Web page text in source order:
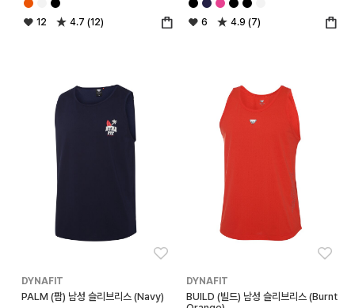
12 4.7 (12) 6 4.9 (7)
DYNAFIT
PALM (팜) 남성 슬리브리스 (Navy)
DYNAFIT
BUILD (빌드) 남성 슬리브리스 (Burnt